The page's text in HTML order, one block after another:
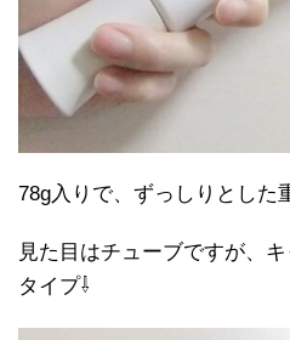
78g入りで、ずっしりとした
見た目はチューブですが、
タイプ⇩